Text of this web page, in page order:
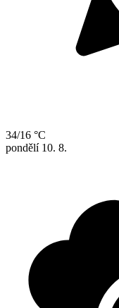
34/16 °C
pondělí 10. 8.